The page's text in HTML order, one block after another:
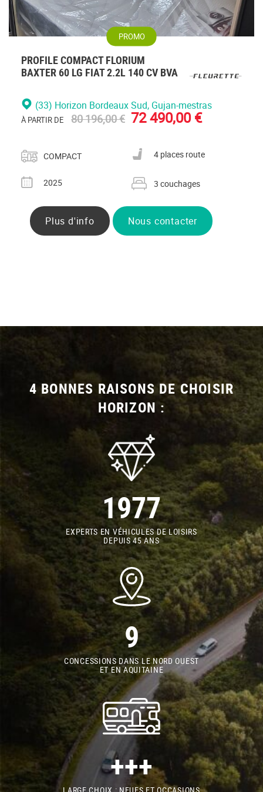
PROMO
PROFILE COMPACT FLORIUM
BAXTER 60 LG FIAT 2.2L 140 CV BVA
(33) Horizon Bordeaux Sud, Gujan-mestras
À PARTIR DE 80 196,00 € 72 490,00 €
Catégorie
COMPACT
Nombre de places carte grise
4 places route
Année
2025
Nombre de couchages
3 couchages
Plus d'info Nous contacter
4 BONNES RAISONS DE CHOISIR
HORIZON :
1977
EXPERTS EN VÉHICULES DE LOISIRS
DEPUIS 45 ANS
9
CONCESSIONS DANS LE NORD OUEST
ET EN AQUITAINE
+++